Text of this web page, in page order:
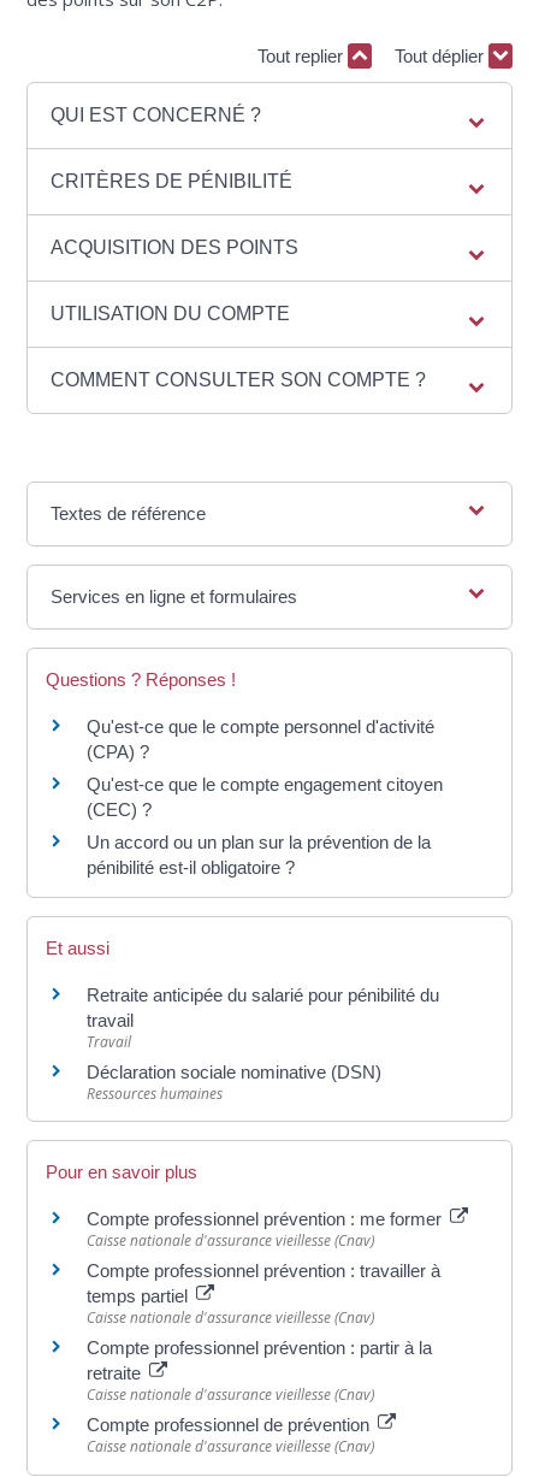
Tout replier Tout déplier
QUI EST CONCERNÉ ?
CRITÈRES DE PÉNIBILITÉ
ACQUISITION DES POINTS
UTILISATION DU COMPTE
COMMENT CONSULTER SON COMPTE ?
Textes de référence
Services en ligne et formulaires
Questions ? Réponses !
Qu'est-ce que le compte personnel d'activité
(CPA) ?
Qu'est-ce que le compte engagement citoyen
(CEC) ?
Un accord ou un plan sur la prévention de la
pénibilité est-il obligatoire ?
Et aussi
Retraite anticipée du salarié pour pénibilité du
travail
Travail
Déclaration sociale nominative (DSN)
Ressources humaines
Pour en savoir plus
Compte professionnel prévention : me former
Caisse nationale d'assurance vieillesse (Cnav)
Compte professionnel prévention : travailler à
temps partiel
Caisse nationale d'assurance vieillesse (Cnav)
Compte professionnel prévention : partir à la
retraite
Caisse nationale d'assurance vieillesse (Cnav)
Compte professionnel de prévention
Caisse nationale d'assurance vieillesse (Cnav)